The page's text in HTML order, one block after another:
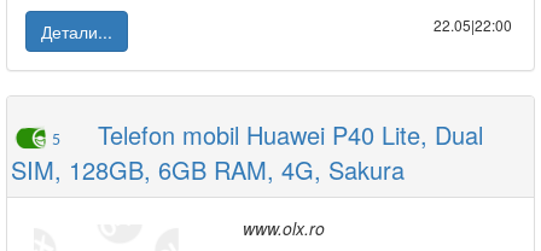
Детали...
22.05|22:00
5
Telefon mobil Huawei P40 Lite, Dual
SIM, 128GB, 6GB RAM, 4G, Sakura
www.olx.ro